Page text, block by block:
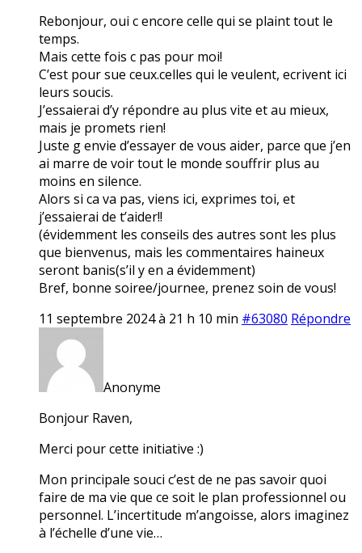
Rebonjour, oui c encore celle qui se plaint tout le
temps.
Mais cette fois c pas pour moi!
C’est pour sue ceux.celles qui le veulent, ecrivent ici
leurs soucis.
J’essaierai d’y répondre au plus vite et au mieux,
mais je promets rien!
Juste g envie d’essayer de vous aider, parce que j’en
ai marre de voir tout le monde souffrir plus au
moins en silence.
Alors si ca va pas, viens ici, exprimes toi, et
j’essaierai de t’aider!!
(évidemment les conseils des autres sont les plus
que bienvenus, mais les commentaires haineux
seront banis(s’il y en a évidemment)
Bref, bonne soiree/journee, prenez soin de vous!
11 septembre 2024 à 21 h 10 min #63080 Répondre
Anonyme
Bonjour Raven,
Merci pour cette initiative :)
Mon principale souci c’est de ne pas savoir quoi
faire de ma vie que ce soit le plan professionnel ou
personnel. L’incertitude m’angoisse, alors imaginez
à l’échelle d’une vie…